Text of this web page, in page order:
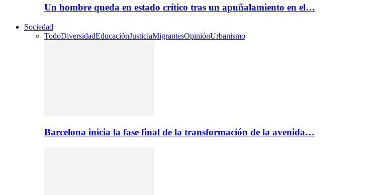
Un hombre queda en estado crítico tras un apuñalamiento en el…
Sociedad
TodoDiversidadEducaciónJusticiaMigrantesOpiniónUrbanismo
Barcelona inicia la fase final de la transformación de la avenida…